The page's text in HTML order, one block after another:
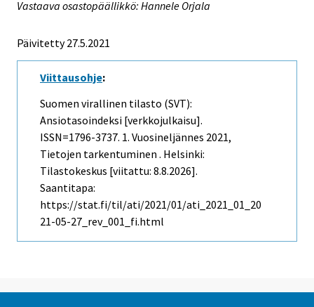
Vastaava osastopäällikkö: Hannele Orjala
Päivitetty 27.5.2021
Viittausohje:
Suomen virallinen tilasto (SVT):
Ansiotasoindeksi [verkkojulkaisu].
ISSN=1796-3737. 1. Vuosineljännes 2021,
Tietojen tarkentuminen . Helsinki:
Tilastokeskus [viitattu: 8.8.2026].
Saantitapa:
https://stat.fi/til/ati/2021/01/ati_2021_01_20
21-05-27_rev_001_fi.html